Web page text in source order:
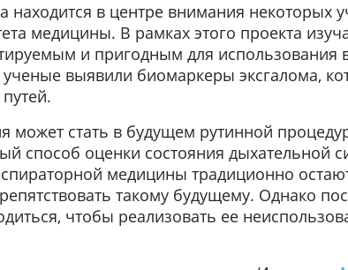
находится в центре внимания некоторых
медицины. В рамках этого проекта
и пригодным для использования
выявили биомаркеры эксгалома,
может стать в будущем рутинной
способ оценки состояния дыхательной
медицины традиционно
такому будущему. Однако
чтобы реализовать ее